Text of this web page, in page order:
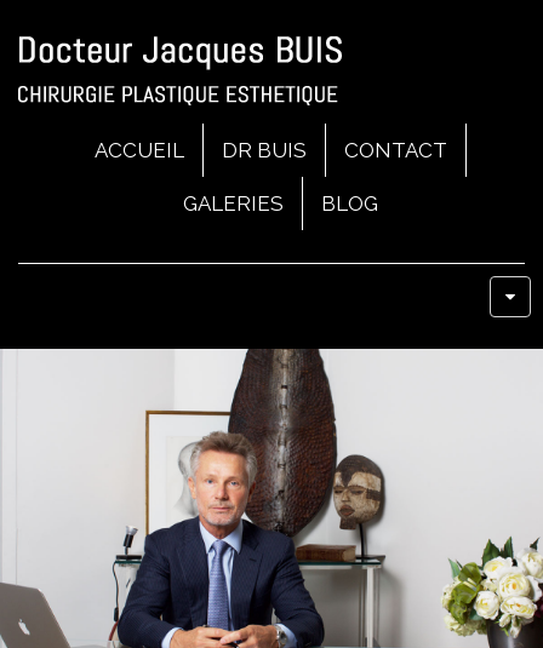
ACCUEIL DR BUIS CONTACT
GALERIES BLOG